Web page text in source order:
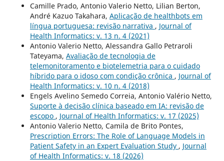
Camille Prado, Antonio Valerio Netto, Lilian Berton,
André Kazuo Takahara, Aplicação de healthbots em
língua portuguesa: revisão narrativa , Journal of
Health Informatics: v. 13 n. 4 (2021)
Antonio Valerio Netto, Alessandra Gallo Petraroli
Tateyama, Avaliação de tecnologia de
telemonitoramento e biotelemetria para o cuidado
híbrido para o idoso com condição crônica , Journal of
Health Informatics: v. 10 n. 4 (2018)
Engels Avelino Semedo Correia, Antonio Valério Netto,
Suporte à decisão clínica baseado em IA: revisão de
escopo , Journal of Health Informatics: v. 17 (2025)
Antonio Valerio Netto, Camila de Brito Pontes,
Prescription Errors: The Role of Language Models in
Patient Safety in an Expert Evaluation Study , Journal
of Health Informatics: v. 18 (2026)